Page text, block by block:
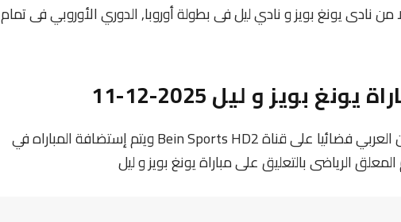
اليوم 2025-12-11 كلا من نادى يونغ بويز و نادي ليل فى بطولة أوروبا, الدوري الأوروبي فى تمام
بويز و ليل 2025-12-11
تنقل أحداث المباراة في الوطن العربي فضائيا على قناة Bein Sports HD2 ويتم إستضافة المباراه في
الرياضى بالتعليق على مباراة يونغ بويز و ليل